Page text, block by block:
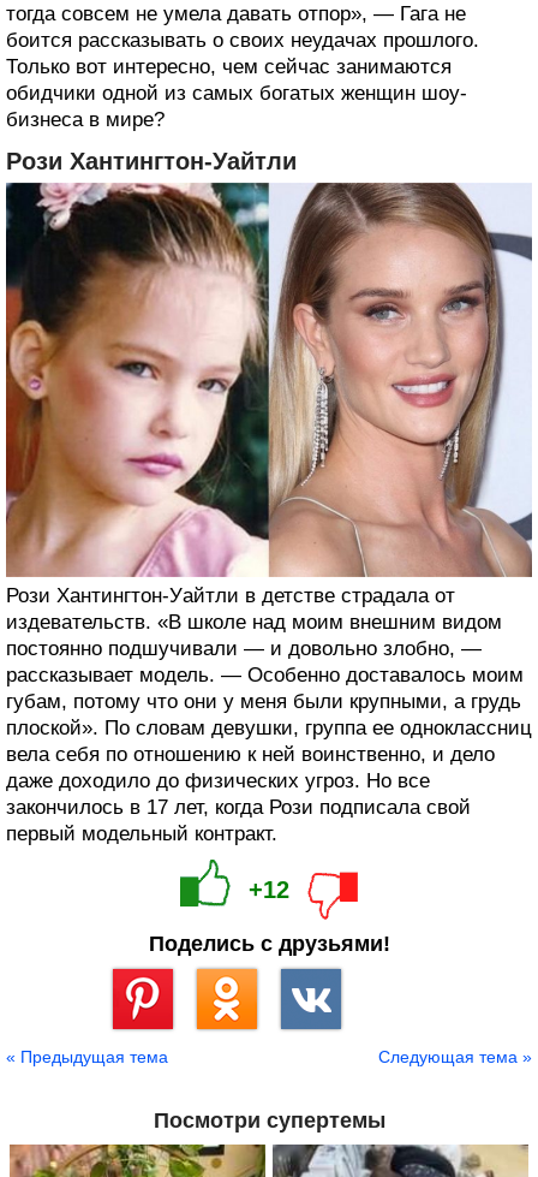
тогда совсем не умела давать отпор», — Гага не
боится рассказывать о своих неудачах прошлого.
Только вот интересно, чем сейчас занимаются
обидчики одной из самых богатых женщин шоу-
бизнеса в мире?
Рози Хантингтон-Уайтли
Рози Хантингтон-Уайтли в детстве страдала от
издевательств. «В школе над моим внешним видом
постоянно подшучивали — и довольно злобно, —
рассказывает модель. — Особенно доставалось моим
губам, потому что они у меня были крупными, а грудь
плоской». По словам девушки, группа ее одноклассниц
вела себя по отношению к ней воинственно, и дело
даже доходило до физических угроз. Но все
закончилось в 17 лет, когда Рози подписала свой
первый модельный контракт.
+12
Поделись с друзьями!
« Предыдущая тема Следующая тема »
Посмотри супертемы